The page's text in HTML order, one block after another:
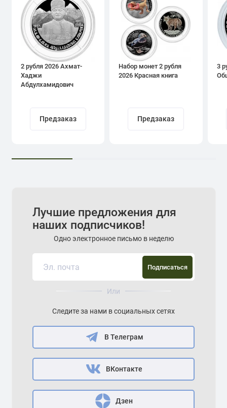
2 рубля 2026 Ахмат-
Хаджи
Абдулхамидович
Предзаказ
Набор монет 2 рубля
2026 Красная книга
Предзаказ
3
Лучшие предложения для
наших подписчиков!
Одно электронное письмо в неделю
Подписаться
Или
Следите за нами в социальных сетях
В Телеграм
ВКонтакте
Дзен